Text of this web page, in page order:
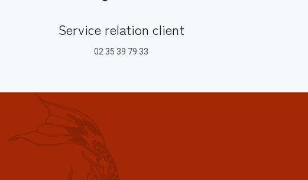
Service relation client
02 35 39 79 33